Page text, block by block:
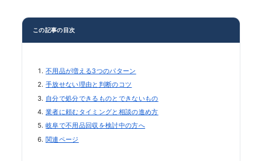
この記事の目次
不用品が増える3つのパターン
手放せない理由と判断のコツ
自分で処分できるものとできないもの
業者に頼むタイミングと相談の進め方
岐阜で不用品回収を検討中の方へ
関連ページ